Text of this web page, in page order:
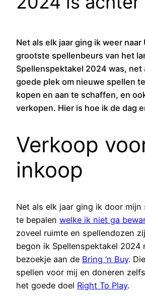
Net als elk jaar ging ik weer
grootste spellenbeurs van het
Spellenspektakel 2024 was, net
goede plek om nieuwe spellen
kopen en aan te schaffen, en
verkopen. Hier is hoe ik de dag
Verkoop
inkoop
Net als elk jaar ging ik door mijn
te bepalen welke ik niet ga
zoveel ruimte en spellendozen
begon ik Spellenspektakel 2024
bezoekje aan de Bring ’n Buy.
spellen voor mij en doneren
het goede doel Right To Play.